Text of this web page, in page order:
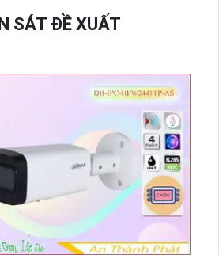
SÁT ĐỀ XUẤT